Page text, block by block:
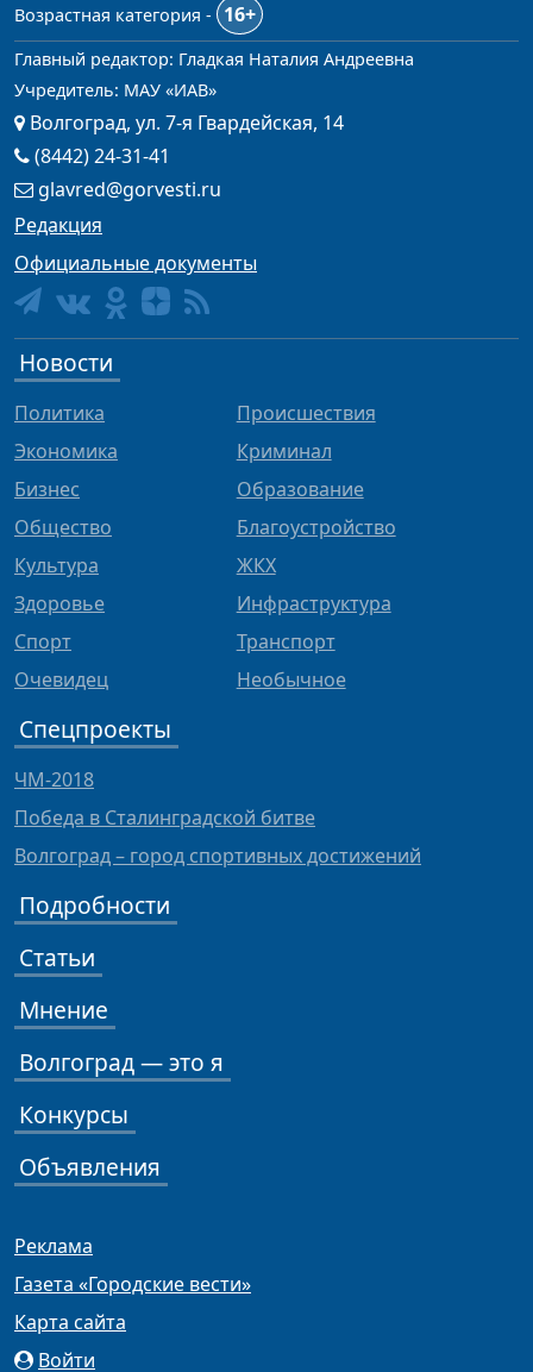
Возрастная категория -
16+
Главный редактор: Гладкая Наталия Андреевна
Учредитель: МАУ «ИАВ»
Волгоград, ул. 7-я Гвардейская, 14
(8442) 24-31-41
glavred@gorvesti.ru
Редакция
Официальные документы
Новости
Политика
Экономика
Бизнес
Общество
Культура
Здоровье
Спорт
Очевидец
Происшествия
Криминал
Образование
Благоустройство
ЖКХ
Инфраструктура
Транспорт
Необычное
Спецпроекты
ЧМ-2018
Победа в Сталинградской битве
Волгоград – город спортивных достижений
Подробности
Статьи
Мнение
Волгоград — это я
Конкурсы
Объявления
Реклама
Газета «Городские вести»
Карта сайта
Войти